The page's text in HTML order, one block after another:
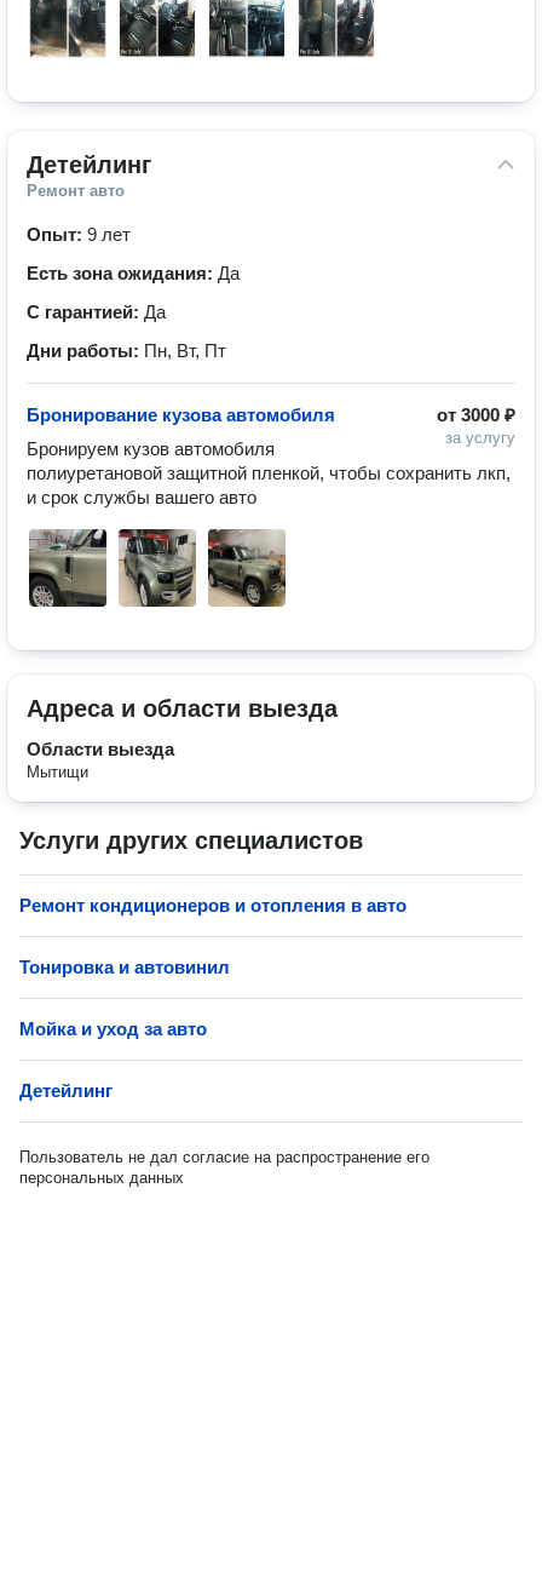
Детейлинг
Ремонт авто
Опыт: 9 лет
Есть зона ожидания: Да
С гарантией: Да
Дни работы: Пн, Вт, Пт
от 3000 ₽
за услугу
Бронирование кузова автомобиля
Бронируем кузов автомобиля
полиуретановой защитной пленкой, чтобы сохранить лкп,
и срок службы вашего авто
Адреса и области выезда
Области выезда
Мытищи
Услуги других специалистов
Ремонт кондиционеров и отопления в авто
Тонировка и автовинил
Мойка и уход за авто
Детейлинг
Пользователь не дал согласие на распространение его
персональных данных